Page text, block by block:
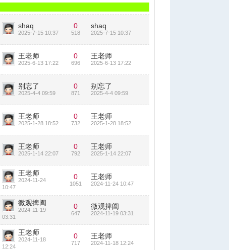
shaq
2025-7-15 10:37
0
518
shaq
2025-7-15 10:37
王老师
2025-6-13 17:22
0
696
王老师
2025-6-13 17:22
别忘了
2025-4-4 09:59
0
871
别忘了
2025-4-4 09:59
王老师
2025-1-28 18:52
0
732
王老师
2025-1-28 18:52
王老师
2025-1-14 22:07
0
792
王老师
2025-1-14 22:07
王老师
2024-11-24
10:47
0
1051
王老师
2024-11-24 10:47
微观捭阖
2024-11-19
03:31
0
647
微观捭阖
2024-11-19 03:31
王老师
2024-11-18
12:24
0
717
王老师
2024-11-18 12:24